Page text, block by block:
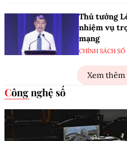
Thủ tướng
nhiệm vụ
mạng
CHÍNH SÁCH SỐ
Xem thêm
Công nghệ số